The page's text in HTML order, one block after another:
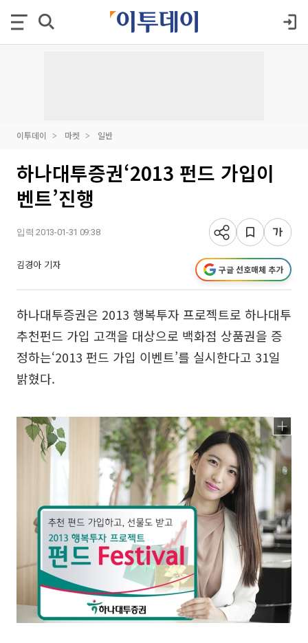
이투데이 마켓 일반
하나대투증권‘2013 펀드 가입이
벤트’진행
입력 2013-01-31 09:38
김경아 기자 구글 선호매체 추가
하나대투증권은 2013 행복투자 프로젝트로 하나대투
추천펀드 가입 고객을 대상으로 백화점 상품권을 증
정하는‘2013 펀드 가입 이벤트’를 실시한다고 31일
밝혔다.